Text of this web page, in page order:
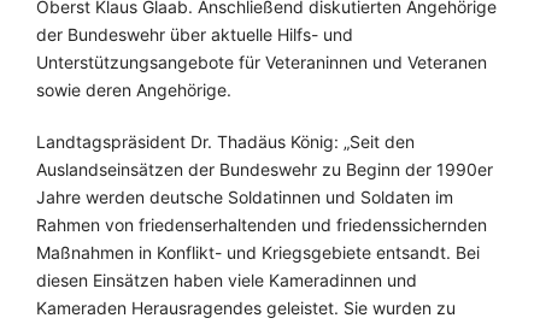
Oberst Klaus Glaab. Anschließend diskutierten Angehörige
der Bundeswehr über aktuelle Hilfs- und
Unterstützungsangebote für Veteraninnen und Veteranen
sowie deren Angehörige.
Landtagspräsident Dr. Thadäus König: „Seit den
Auslandseinsätzen der Bundeswehr zu Beginn der 1990er
Jahre werden deutsche Soldatinnen und Soldaten im
Rahmen von friedenserhaltenden und friedenssichernden
Maßnahmen in Konflikt- und Kriegsgebiete entsandt. Bei
diesen Einsätzen haben viele Kameradinnen und
Kameraden Herausragendes geleistet. Sie wurden zu